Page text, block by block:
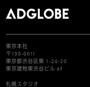
東京本社
〒150-0011
東京都渋谷区東 1-26-20
東京建物東渋谷ビル 6F
札幌スタジオ